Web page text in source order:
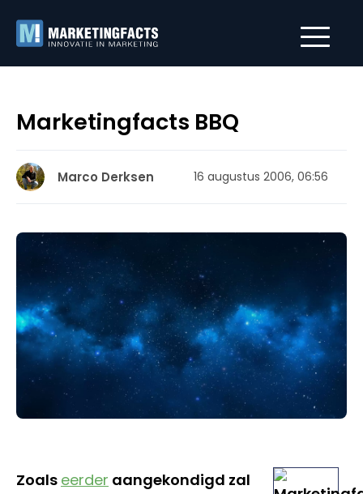
Marketingfacts BBQ
Marco Derksen 16 augustus 2006, 06:56
Zoals eerder aangekondigd zal